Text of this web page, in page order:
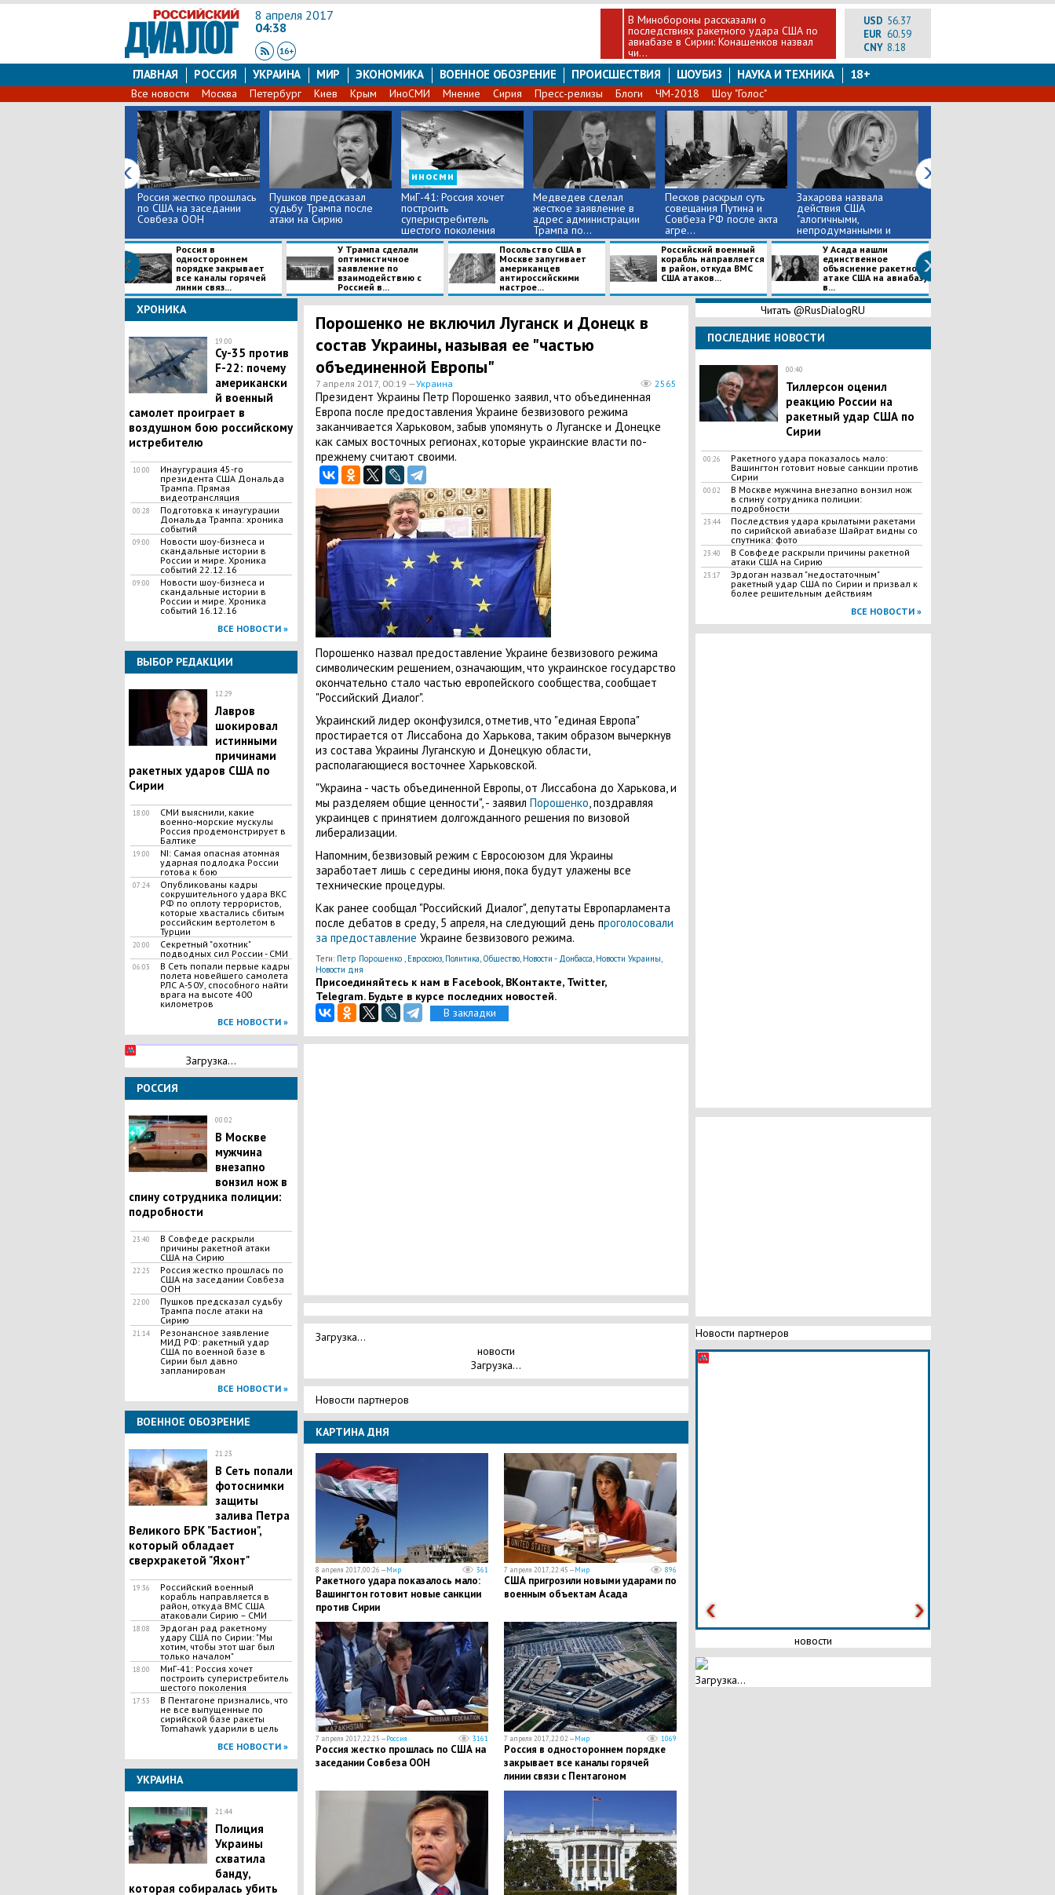
8 апреля 2017
04:38
В Минобороны рассказали о
последствиях ракетного удара США по
авиабазе в Сирии: Конашенков назвал
чи...
USD 56.37
EUR 60.59
CNY 8.18
ГЛАВНАЯ РОССИЯ УКРАИНА МИР ЭКОНОМИКА ВОЕННОЕ ОБОЗРЕНИЕ ПРОИСШЕСТВИЯ ШОУБИЗ НАУКА И ТЕХНИКА 18+
Все новости Москва Петербург Киев Крым ИноСМИ Мнение Сирия Пресс-релизы Блоги ЧМ-2018 Шоу "Голос"
Россия жестко прошлась
по США на заседании
Совбеза ООН
Пушков предсказал
судьбу Трампа после
атаки на Сирию
иносми
МиГ-41: Россия хочет
построить
суперистребитель
шестого поколения
Медведев сделал
жесткое заявление в
адрес администрации
Трампа по...
Песков раскрыл суть
совещания Путина и
Совбеза РФ после акта
агре...
Захарова назвала
действия США
"алогичными,
непродуманными и
бессм...
Россия в
одностороннем
порядке закрывает
все каналы горячей
линии связ...
У Трампа сделали
оптимистичное
заявление по
взаимодействию с
Россией в...
Посольство США в
Москве запугивает
американцев
антироссийскими
настрое...
Российский военный
корабль направляется
в район, откуда ВМС
США атаков...
У Асада нашли
единственное
объяснение ракетной
атаке США на авиабазу
в...
ХРОНИКА
19:00
Су-35 против
F-22: почему
американски
й военный
самолет проиграет в
воздушном бою российскому
истребителю
10:00
Инаугурация 45-го
президента США Дональда
Трампа. Прямая
видеотрансляция
00:28
Подготовка к инаугурации
Дональда Трампа: хроника
событий
09:00
Новости шоу-бизнеса и
скандальные истории в
России и мире. Хроника
событий 22.12.16
09:00
Новости шоу-бизнеса и
скандальные истории в
России и мире. Хроника
событий 16.12.16
ВСЕ НОВОСТИ »
ВЫБОР РЕДАКЦИИ
12:29
Лавров
шокировал
истинными
причинами
ракетных ударов США по
Сирии
18:00
СМИ выяснили, какие
военно-морские мускулы
Россия продемонстрирует в
Балтике
19:00
NI: Самая опасная атомная
ударная подлодка России
готова к бою
07:24
Опубликованы кадры
сокрушительного удара ВКС
РФ по оплоту террористов,
которые хвастались сбитым
российским вертолетом в
Турции
20:00
Cекретный "охотник"
подводных сил России - СМИ
06:03
В Сеть попали первые кадры
полета новейшего самолета
РЛС А-50У, способного найти
врага на высоте 400
километров
ВСЕ НОВОСТИ »
Загрузка...
РОССИЯ
00:02
В Москве
мужчина
внезапно
вонзил нож в
спину сотрудника полиции:
подробности
23:40
В Совфеде раскрыли
причины ракетной атаки
США на Сирию
22:25
Россия жестко прошлась по
США на заседании Совбеза
ООН
22:00
Пушков предсказал судьбу
Трампа после атаки на
Сирию
21:14
Резонансное заявление
МИД РФ: ракетный удар
США по военной базе в
Сирии был давно
запланирован
ВСЕ НОВОСТИ »
ВОЕННОЕ ОБОЗРЕНИЕ
21:23
В Сеть попали
фотоснимки
защиты
залива Петра
Великого БРК "Бастион",
который обладает
сверхракетой "Яхонт"
19:36
Российский военный
корабль направляется в
район, откуда ВМС США
атаковали Сирию – СМИ
18:08
Эрдоган рад ракетному
удару США по Сирии: "Мы
хотим, чтобы этот шаг был
только началом"
18:00
МиГ-41: Россия хочет
построить суперистребитель
шестого поколения
17:53
В Пентагоне признались, что
не все выпущенные по
сирийской базе ракеты
Tomahawk ударили в цель
ВСЕ НОВОСТИ »
УКРАИНА
21:44
Полиция
Украины
схватила
банду,
которая собиралась убить
Порошенко не включил Луганск и Донецк в
состав Украины, называя ее "частью
объединенной Европы"
7 апреля 2017, 00:19 —Украина 2565
Президент Украины Петр Порошенко заявил, что объединенная
Европа после предоставления Украине безвизового режима
заканчивается Харьковом, забыв упомянуть о Луганске и Донецке
как самых восточных регионах, которые украинские власти по-
прежнему считают своими.
Порошенко назвал предоставление Украине безвизового режима
символическим решением, означающим, что украинское государство
окончательно стало частью европейского сообщества, сообщает
"Российский Диалог".
Украинский лидер оконфузился, отметив, что "единая Европа"
простирается от Лиссабона до Харькова, таким образом вычеркнув
из состава Украины Луганскую и Донецкую области,
располагающиеся восточнее Харьковской.
"Украина - часть объединенной Европы, от Лиссабона до Харькова, и
мы разделяем общие ценности", - заявил Порошенко, поздравляя
украинцев с принятием долгожданного решения по визовой
либерализации.
Напомним, безвизовый режим с Евросоюзом для Украины
заработает лишь с середины июня, пока будут улажены все
технические процедуры.
Как ранее сообщал "Российский Диалог", депутаты Европарламента
после дебатов в среду, 5 апреля, на следующий день проголосовали
за предоставление Украине безвизового режима.
Теги: Петр Порошенко, Евросоюз, Политика, Общество, Новости - Донбасса, Новости Украины,
Новости дня
Присоединяйтесь к нам в Facebook, ВКонтакте, Twitter,
Telegram. Будьте в курсе последних новостей.
В закладки
Загрузка...
новости
Загрузка...
Новости партнеров
КАРТИНА ДНЯ
8 апреля 2017, 00:26 —Мир 361
Ракетного удара показалось мало:
Вашингтон готовит новые санкции
против Сирии
7 апреля 2017, 22:45 —Мир 896
США пригрозили новыми ударами по
военным объектам Асада
7 апреля 2017, 22:25 —Россия 3161
Россия жестко прошлась по США на
заседании Совбеза ООН
7 апреля 2017, 22:02 —Мир 1069
Россия в одностороннем порядке
закрывает все каналы горячей
линии связи с Пентагоном
Читать @RusDialogRU
ПОСЛЕДНИЕ НОВОСТИ
00:40
Тиллерсон оценил
реакцию России на
ракетный удар США по
Сирии
00:26
Ракетного удара показалось мало:
Вашингтон готовит новые санкции против
Сирии
00:02
В Москве мужчина внезапно вонзил нож
в спину сотрудника полиции:
подробности
23:44
Последствия удара крылатыми ракетами
по сирийской авиабазе Шайрат видны со
спутника: фото
23:40
В Совфеде раскрыли причины ракетной
атаки США на Сирию
23:17
Эрдоган назвал "недостаточным"
ракетный удар США по Сирии и призвал к
более решительным действиям
ВСЕ НОВОСТИ »
Новости партнеров
новости
Загрузка...